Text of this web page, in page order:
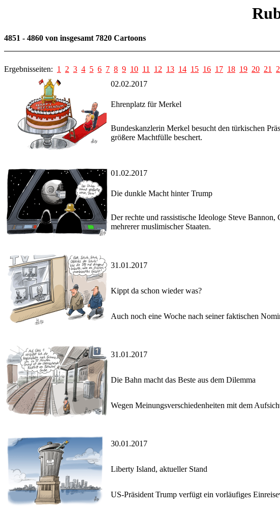
4851 - 4860 von insgesamt 7820 Cartoons
Ergebnisseiten: 1 2 3 4 5 6 7 8 9 10 11 12 13 14 15 16 17 18 19 20 21
02.02.2017
Ehrenplatz für Merkel
Bundeskanzlerin Merkel besucht den türkischen
größere Machtfülle beschert.
01.02.2017
Die dunkle Macht hinter Trump
Der rechte und rassistische Ideologe Steve
mehrerer muslimischer Staaten.
31.01.2017
Kippt da schon wieder was?
Auch noch eine Woche nach seiner faktischen
31.01.2017
Die Bahn macht das Beste aus dem Dilemma
Wegen Meinungsverschiedenheiten mit dem
30.01.2017
Liberty Island, aktueller Stand
US-Präsident Trump verfügt ein vorläufiges